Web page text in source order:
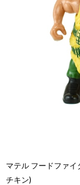
マテル フードファ
チキン)